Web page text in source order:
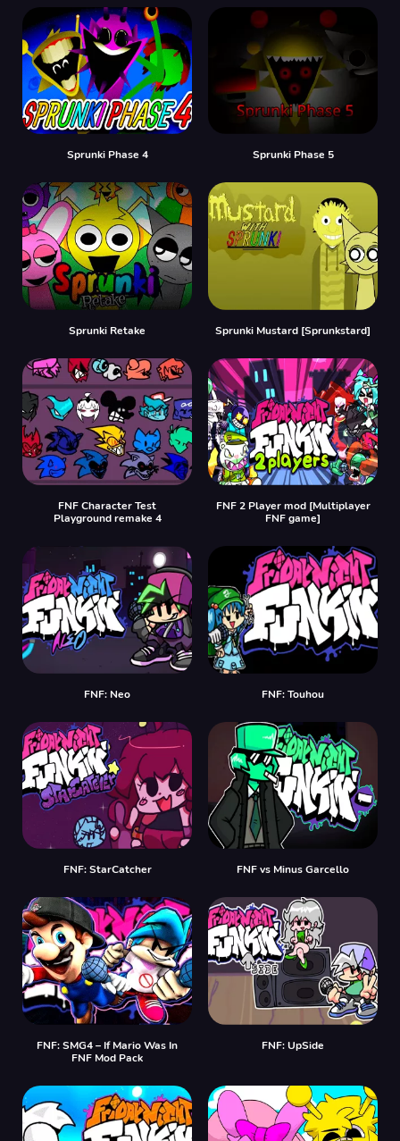
Sprunki Phase 4 Sprunki Phase 5
Sprunki Retake Sprunki Mustard [Sprunkstard]
FNF Character Test
Playground remake 4
FNF 2 Player mod [Multiplayer
FNF game]
FNF: Neo FNF: Touhou
FNF: StarCatcher FNF vs Minus Garcello
FNF: SMG4 – If Mario Was In
FNF Mod Pack
FNF: UpSide